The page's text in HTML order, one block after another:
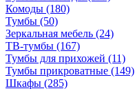
Комоды (180)
Тумбы (50)
Зеркальная мебель (24)
ТВ-тумбы (167)
Тумбы для прихожей (11)
Тумбы прикроватные (149)
Шкафы (285)